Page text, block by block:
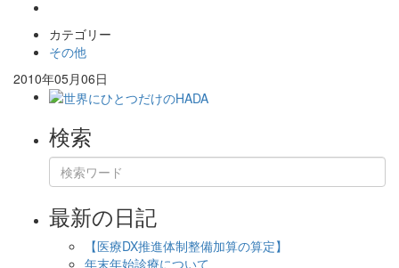
カテゴリー
その他
2010年05月06日
検索
最新の日記
【医療DX推進体制整備加算の算定】
年末年始診療について